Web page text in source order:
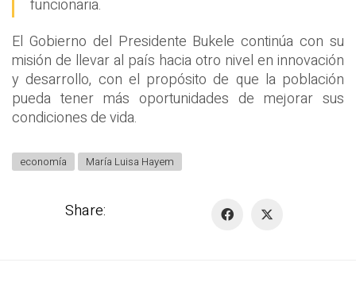
funcionaria.
El Gobierno del Presidente Bukele continúa con su
misión de llevar al país hacia otro nivel en innovación
y desarrollo, con el propósito de que la población
pueda tener más oportunidades de mejorar sus
condiciones de vida.
economía María Luisa Hayem
Share: